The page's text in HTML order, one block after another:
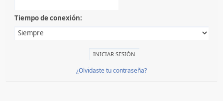
Tiempo de conexión:
¿Olvidaste tu contraseña?